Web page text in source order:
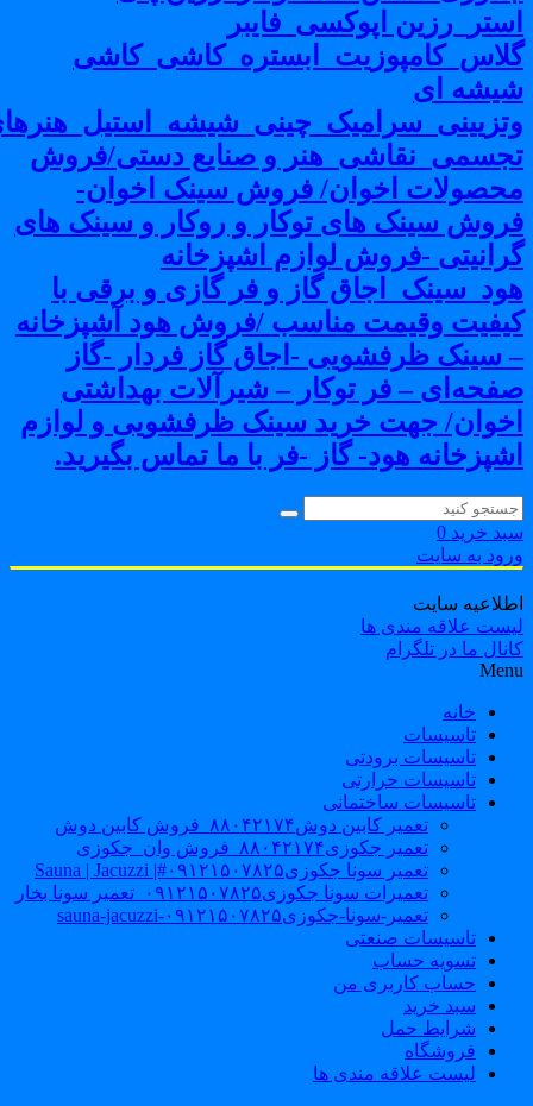
اپوکسی_فایبر
ای
و صنایع دستی/فروش
اخوان/ فروش سینک اخوان-
سینک های توکار و روکار و سینک های
-فروش لوازم اشپزخانه
گاز و فر گازی و برقی با
وقیمت مناسب /فروش هود آشپزخانه
سینک ظرفشویی -اجاق گاز فردار -گاز
– فر توکار – شیرآلات بهداشتی
جهت خرید سینک ظرفشویی و لوازم
هود- گاز -فر با ما تماس بگیرید.
خرید 0
به سایت
سایت
علاقه مندی ها
ما در تلگرام
خانه
تاسیسات
تاسیسات برودتی
تاسیسات حرارتی
تاسیسات ساختمانی
تعمیر کابین دوش۸۸۰۴۲۱۷۴_فروش کابین دوش
تعمیر جکوزی۸۸۰۴۲۱۷۴_فروش وان_جکوزی
تعمیر سونا جکوزی۰۹۱۲۱۵۰۷۸۲۵#| Sauna | Jacuzzi
تعمیرات سونا جکوزی۰۹۱۲۱۵۰۷۸۲۵_تعمیر سونا بخار
تعمیر-سونا-جکوزی۰۹۱۲۱۵۰۷۸۲۵-sauna-jacuzzi
تاسیسات صنعتی
تسویه حساب
حساب کاربری من
سبد خرید
شرایط حمل
فروشگاه
لیست علاقه مندی ها